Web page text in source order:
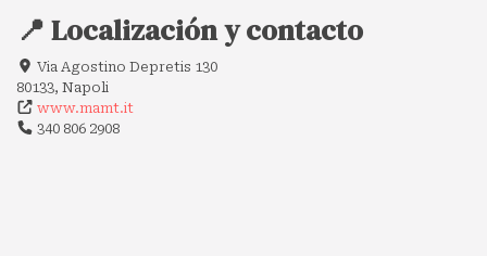
📍 Localización y contacto
Via Agostino Depretis 130
80133, Napoli
www.mamt.it
340 806 2908